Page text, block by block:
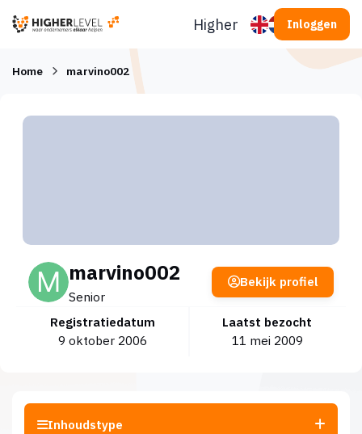
Higherlevel Inloggen
Home marvino002
marvino002
Senior
Registratiedatum
9 oktober 2006
Laatst bezocht
11 mei 2009
Bekijk profiel
Inhoudstype